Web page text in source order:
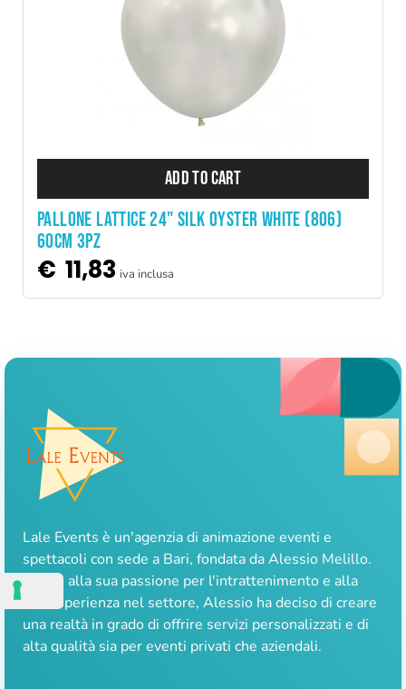
ADD TO CART
PALLONE LATTICE 24" SILK OYSTER WHITE (806)
60CM 3PZ
€ 11,83 iva inclusa
Lale Events è un'agenzia di animazione eventi e
spettacoli con sede a Bari, fondata da Alessio Melillo.
Grazie alla sua passione per l'intrattenimento e alla
sua esperienza nel settore, Alessio ha deciso di creare
una realtà in grado di offrire servizi personalizzati e di
alta qualità sia per eventi privati che aziendali.